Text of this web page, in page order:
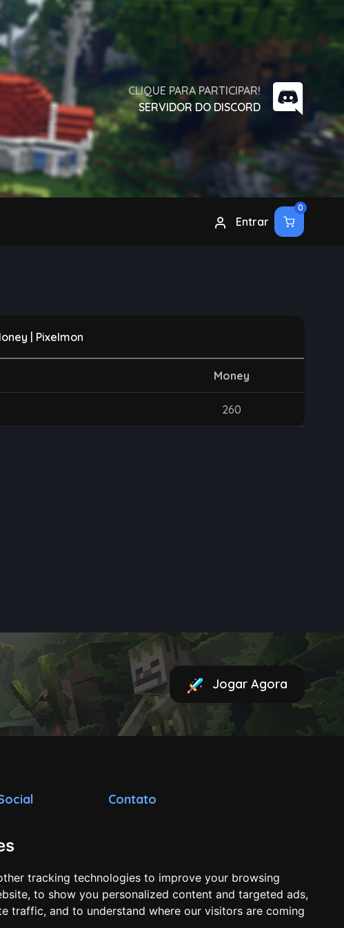
tracking technologies to improve your browsing
to show you personalized content and targeted ads,
traffic, and to understand where our visitors are coming
CLIQUE PARA PARTICIPAR!
SERVIDOR DO DISCORD
Entrar
0
| Pixelmon
Money
260
Jogar Agora
Contato